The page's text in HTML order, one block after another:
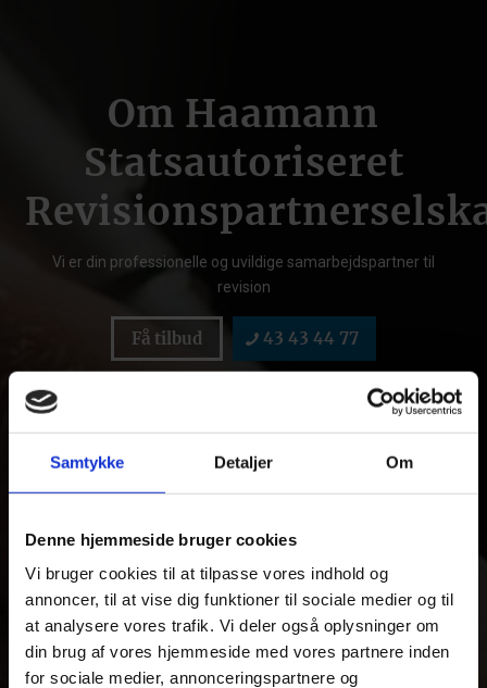
Samtykke Detaljer Om
Denne hjemmeside bruger cookies
Vi bruger cookies til at tilpasse vores indhold og
annoncer, til at vise dig funktioner til sociale medier og til
at analysere vores trafik. Vi deler også oplysninger om
din brug af vores hjemmeside med vores partnere inden
for sociale medier, annonceringspartnere og
Om Haamann
Statsautoriseret
Vi er din professionelle og uvildige samarbejdspartner til
revision
Få tilbud 43 43 44 77